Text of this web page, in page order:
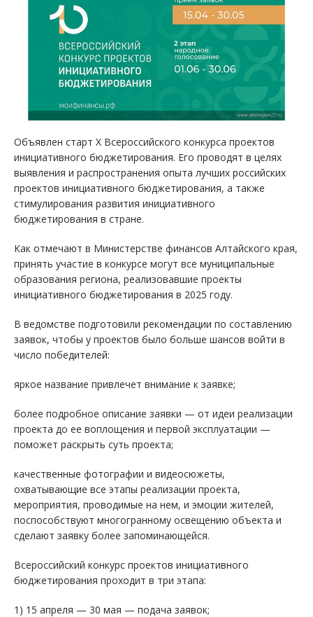
Объявлен старт X Всероссийского конкурса проектов
инициативного бюджетирования. Его проводят в целях
выявления и распространения опыта лучших российских
проектов инициативного бюджетирования, а также
стимулирования развития инициативного
бюджетирования в стране.
Как отмечают в Министерстве финансов Алтайского края,
принять участие в конкурсе могут все муниципальные
образования региона, реализовавшие проекты
инициативного бюджетирования в 2025 году.
В ведомстве подготовили рекомендации по составлению
заявок, чтобы у проектов было больше шансов войти в
число победителей:
яркое название привлечет внимание к заявке;
более подробное описание заявки — от идеи реализации
проекта до ее воплощения и первой эксплуатации —
поможет раскрыть суть проекта;
качественные фотографии и видеосюжеты,
охватывающие все этапы реализации проекта,
мероприятия, проводимые на нем, и эмоции жителей,
поспособствуют многогранному освещению объекта и
сделают заявку более запоминающейся.
Всероссийский конкурс проектов инициативного
бюджетирования проходит в три этапа:
1) 15 апреля — 30 мая — подача заявок;